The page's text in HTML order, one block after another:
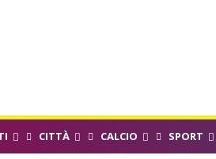
CITTÀ CALCIO SPORT